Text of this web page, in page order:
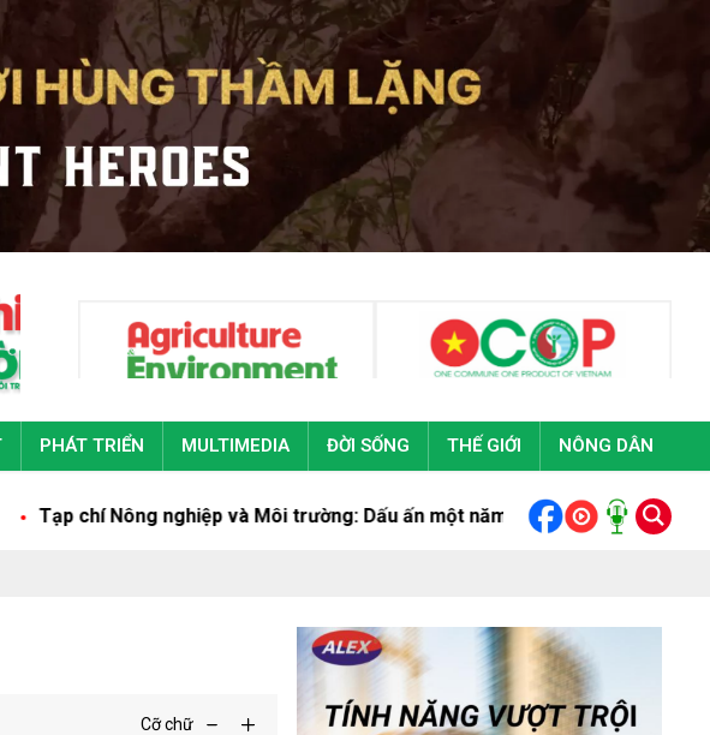
PHÁT TRIỂN MULTIMEDIA ĐỜI SỐNG THẾ GIỚI NÔNG DÂN
Nông nghiệp và Môi trường: Dấu ấn một năm vượt khó, hoàn thành xuất sắc
Cỡ chữ